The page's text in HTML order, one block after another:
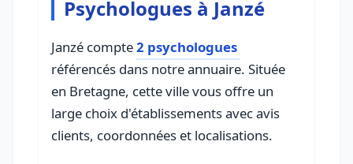
Psychologues à Janzé
Janzé compte2 psychologues
référencés dans notre annuaire. Située
en Bretagne, cette ville vous offre un
large choix d'établissements avec avis
clients, coordonnées et localisations.